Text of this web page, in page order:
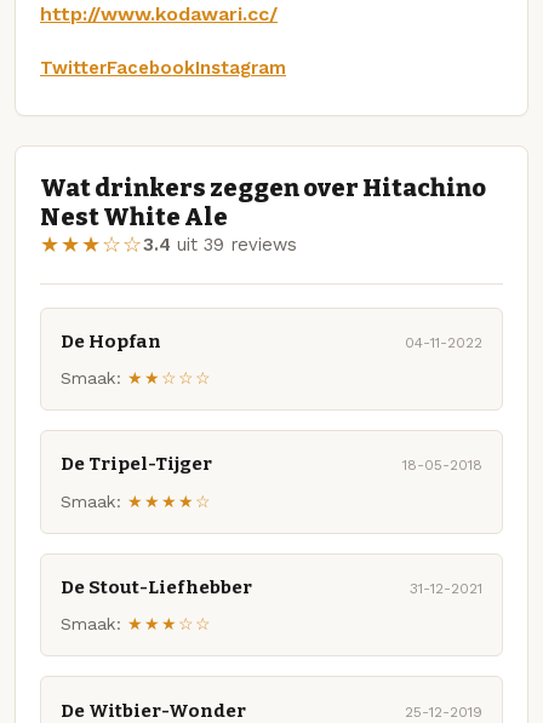
http://www.kodawari.cc/
TwitterFacebookInstagram
Wat drinkers zeggen over Hitachino
Nest White Ale
★★★☆☆3.4 uit 39 reviews
De Hopfan 04-11-2022
Smaak: ★★☆☆☆
De Tripel-Tijger 18-05-2018
Smaak: ★★★★☆
De Stout-Liefhebber 31-12-2021
Smaak: ★★★☆☆
De Witbier-Wonder 25-12-2019